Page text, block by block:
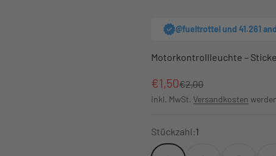
@fueltrottel und 41.261
Motorkontrollleuchte –
Angebot
€1,50Regulärer Preis
€2,00
inkl. MwSt. Versandkosten
Stückzahl:1